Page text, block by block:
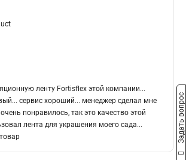
ленту Fortisflex этой компании...
сервис хороший... менеджер сделал мне
понравилось, так это качество этой
лента для украшения моего сада...
Задать вопрос